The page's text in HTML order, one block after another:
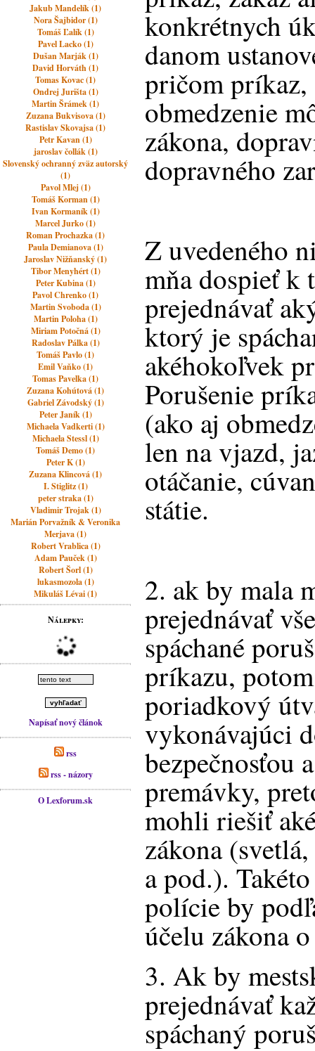
Jakub Mandelík (1)
Nora Šajbidor (1)
Tomáš Ľalík (1)
Pavel Lacko (1)
Dušan Marják (1)
David Horváth (1)
Tomas Kovac (1)
Ondrej Jurišta (1)
Martin Šrámek (1)
Zuzana Bukvisova (1)
Rastislav Skovajsa (1)
Petr Kavan (1)
jaroslav čollák (1)
Slovenský ochranný zväz autorský
(1)
Pavol Mlej (1)
Tomáš Korman (1)
Ivan Kormaník (1)
Marcel Jurko (1)
Roman Prochazka (1)
Paula Demianova (1)
Jaroslav Nižňanský (1)
Tibor Menyhért (1)
Peter Kubina (1)
Pavol Chrenko (1)
Martin Svoboda (1)
Martin Poloha (1)
Miriam Potočná (1)
Radoslav Pálka (1)
Tomáš Pavlo (1)
Emil Vaňko (1)
Tomas Pavelka (1)
Zuzana Kohútová (1)
Gabriel Závodský (1)
Peter Janík (1)
Michaela Vadkerti (1)
Michaela Stessl (1)
Tomáš Demo (1)
Peter K (1)
Zuzana Klincová (1)
I. Stiglitz (1)
peter straka (1)
Vladimir Trojak (1)
Marián Porvažník & Veronika
Merjava (1)
Robert Vrablica (1)
Adam Pauček (1)
Robert Šorl (1)
lukasmozola (1)
Mikuláš Lévai (1)
Nálepky:
Napísať nový článok
rss
rss - názory
O Lexforum.sk
konkrétnych
danom
pričom príkaz,
obmedzenie
zákona,
dopravného
Z uvedeného
mňa dospieť k
prejednávať
ktorý je
akéhokoľvek
Porušenie
(ako aj
len na vjazd,
otáčanie,
státie.
2. ak by mala
prejednávať
spáchané
príkazu,
poriadkový
vykonávajúci
bezpečnosťou
premávky,
mohli riešiť
zákona
a pod.).
polície by
účelu zákona
3. Ak by
prejednávať
spáchaný